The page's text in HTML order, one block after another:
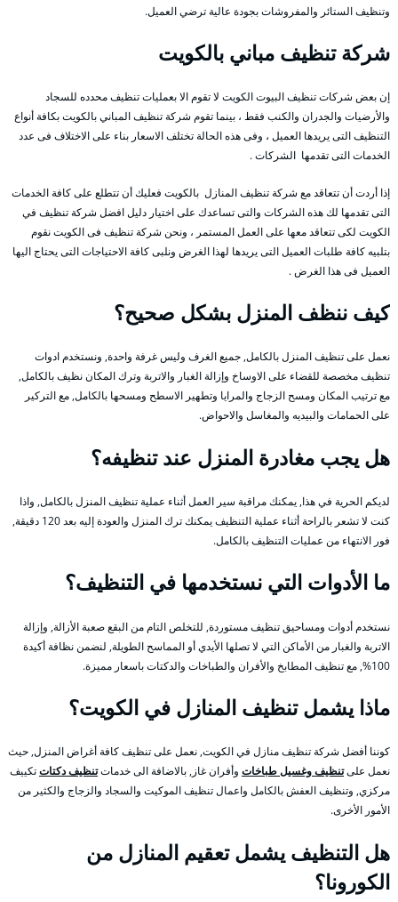
وتنظيف الستائر والمفروشات بجودة عالية ترضي العميل.
شركة تنظيف مباني بالكويت
إن بعض شركات تنظيف البيوت الكويت لا تقوم الا بعمليات تنظيف محدده للسجاد
والأرضيات والجدران والكنب فقط ، بينما تقوم شركة تنظيف المباني بالكويت بكافة أنواع
التنظيف التى يريدها العميل ، وفى هذه الحالة تختلف الاسعار بناء على الاختلاف فى عدد
الخدمات التى تقدمها الشركات .
إذا أردت أن تتعاقد مع شركة تنظيف المنازل بالكويت فعليك أن تتطلع على كافة الخدمات
التى تقدمها لك هذه الشركات والتى تساعدك على اختيار دليل افضل شركة تنظيف في
الكويت لكى تتعاقد معها على العمل المستمر ، ونحن شركة تنظيف فى الكويت نقوم
بتلبيه كافة طلبات العميل التى يريدها لهذا الغرض ونلبى كافة الاحتياجات التى يحتاج اليها
العميل فى هذا الغرض .
كيف ننظف المنزل بشكل صحيح؟
نعمل على تنظيف المنزل بالكامل, جميع الغرف وليس غرفة واحدة, ونستخدم ادوات
تنظيف مخصصة للقضاء على الاوساخ وإزالة الغبار والاتربة وترك المكان نظيف بالكامل,
مع ترتيب المكان ومسح الزجاج والمرايا وتطهير الاسطح ومسحها بالكامل, مع التركير
على الحمامات والبيديه والمغاسل والاحواض.
هل يجب مغادرة المنزل عند تنظيفه؟
لديكم الحرية في هذا, يمكنك مراقبة سير العمل أثناء عملية تنظيف المنزل بالكامل, واذا
كنت لا تشعر بالراحة أثناء عملية التنظيف يمكنك ترك المنزل والعودة إليه بعد 120 دقيقة,
فور الانتهاء من عمليات التنظيف بالكامل.
ما الأدوات التي نستخدمها في التنظيف؟
نستخدم أدوات ومساحيق تنظيف مستوردة, للتخلص التام من البقع صعبة الأزالة, وإزالة
الاتربة والغبار من الأماكن التي لا تصلها الأيدي أو المماسح الطويلة, لنضمن نظافة أكيدة
100%, مع تنظيف المطابخ والأفران والطباخات والدكتات باسعار مميزة.
ماذا يشمل تنظيف المنازل في الكويت؟
كوننا أفضل شركة تنظيف منازل في الكويت, نعمل على تنظيف كافة أغراض المنزل, حيث
نعمل علىتنظيف وغسيل طباخات وأفران غاز, بالاضافة الى خدماتتنظيف دكتاتتكييف
مركزي, وتنظيف العفش بالكامل واعمال تنظيف الموكيت والسجاد والزجاج والكثير من
الأمور الأخرى.
هل التنظيف يشمل تعقيم المنازل من
الكورونا؟